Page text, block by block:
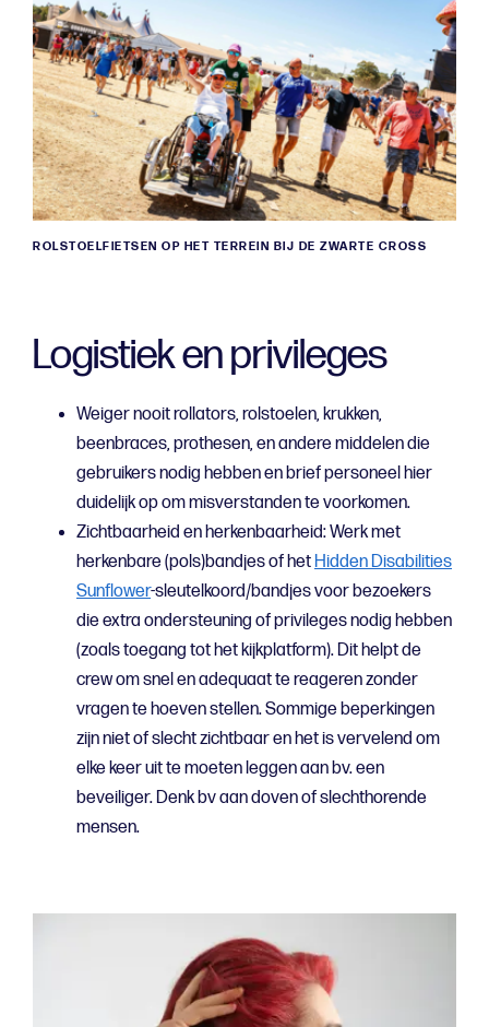
ROLSTOELFIETSEN OP HET TERREIN BIJ DE ZWARTE CROSS
Logistiek en privileges
Weiger nooit rollators, rolstoelen, krukken,
beenbraces, prothesen, en andere middelen die
gebruikers nodig hebben en brief personeel hier
duidelijk op om misverstanden te voorkomen.
Zichtbaarheid en herkenbaarheid: Werk met
herkenbare (pols)bandjes of hetHidden Disabilities
Sunflower-sleutelkoord/bandjes voor bezoekers
die extra ondersteuning of privileges nodig hebben
(zoals toegang tot het kijkplatform). Dit helpt de
crew om snel en adequaat te reageren zonder
vragen te hoeven stellen. Sommige beperkingen
zijn niet of slecht zichtbaar en het is vervelend om
elke keer uit te moeten leggen aan bv. een
beveiliger. Denk bv aan doven of slechthorende
mensen.